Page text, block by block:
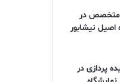
متخصص در
اصیل نیشابور
پردازی در